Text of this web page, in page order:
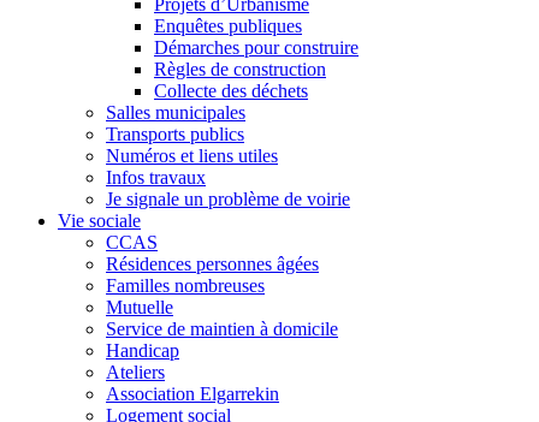
Projets d’Urbanisme
Enquêtes publiques
Démarches pour construire
Règles de construction
Collecte des déchets
Salles municipales
Transports publics
Numéros et liens utiles
Infos travaux
Je signale un problème de voirie
Vie sociale
CCAS
Résidences personnes âgées
Familles nombreuses
Mutuelle
Service de maintien à domicile
Handicap
Ateliers
Association Elgarrekin
Logement social